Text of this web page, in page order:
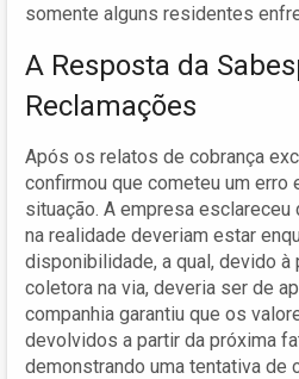
somente alguns residentes
A Resposta da
Reclamações
Após os relatos de cobrança
confirmou que cometeu um erro
situação. A empresa
na realidade deveriam estar
disponibilidade, a qual, devido à
coletora na via, deveria ser de
companhia garantiu que os
devolvidos a partir da próxima
demonstrando uma tentativa de